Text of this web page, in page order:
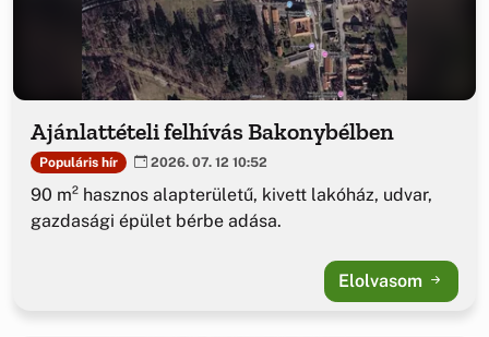
Ajánlattételi felhívás Bakonybélben
Populáris hír 2026. 07. 12 10:52
90 m² hasznos alapterületű, kivett lakóház, udvar,
gazdasági épület bérbe adása.
Elolvasom